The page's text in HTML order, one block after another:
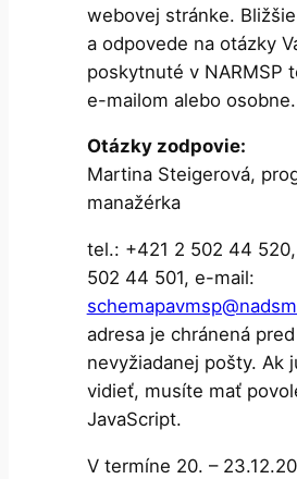
webovej stránke.
a odpovede na otázky
poskytnuté v NARMSP
e-mailom alebo osobne.
Otázky zodpovie:
Martina Steigerová,
manažérka
tel.: +421 2 502 44
502 44 501, e-mail:
adresa je chránená
nevyžiadanej pošty. Ak
vidieť, musíte mať
JavaScript.
V termíne 20. –